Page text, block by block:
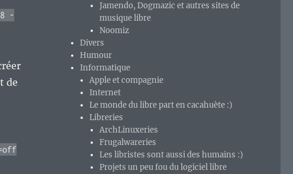
-
de
Jamendo, Dogmazic et autres sites de
musique libre
Noomiz
Divers
Humour
Informatique
Apple et compagnie
Internet
Le monde du libre part en cacahuète :)
Libreries
ArchLinuxeries
Frugalwareries
Les libristes sont aussi des humains :)
Projets un peu fou du logiciel libre